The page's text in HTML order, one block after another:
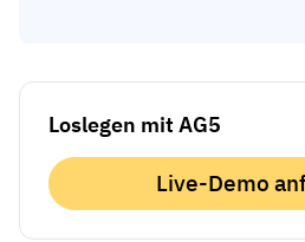
Loslegen mit AG5
Live-Demo